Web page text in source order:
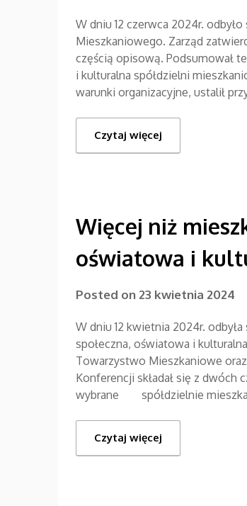
W dniu 12 czerwca 2024r.
Mieszkaniowego. Zarząd
częścią opisową. Podsumował
i kulturalna spółdzielni
warunki organizacyjne, ustalił
Czytaj więcej
Więcej niż
oświatowa i
Posted on 23 kwietnia 2024
W dniu 12 kwietnia 2024r.
społeczna, oświatowa i
Towarzystwo Mieszkaniowe
Konferencji składał się z dwóch
wybrane spółdzielnie
Czytaj więcej